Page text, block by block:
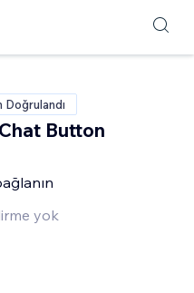
Doğrulandı
Button
yok